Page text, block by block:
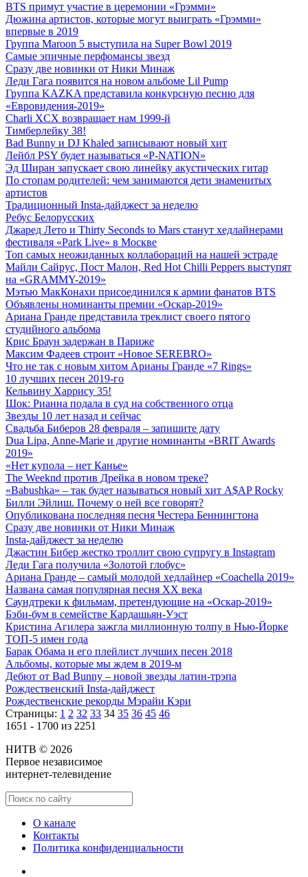
BTS примут участие в церемонии «Грэмми»
Дюжина артистов, которые могут выиграть «Грэмми»
впервые в 2019
Группа Maroon 5 выступила на Super Bowl 2019
Самые эпичные перфомансы звезд
Сразу две новинки от Ники Минаж
Леди Гага появится на новом альбоме Lil Pump
Группа KAZKA представила конкурсную песню для
«Евровидения-2019»
Charli XCX возвращает нам 1999-й
Тимберлейку 38!
Bad Bunny и DJ Khaled записывают новый хит
Лейбл PSY будет называться «P-NATION»
Эд Ширан запускает свою линейку акустических гитар
По стопам родителей: чем занимаются дети знаменитых
артистов
Традиционный Insta-дайджест за неделю
Ребус Белорусских
Джаред Лето и Thirty Seconds to Mars станут хедлайнерами
фестиваля «Park Live» в Москве
Топ самых неожиданных коллабораций на нашей эстраде
Майли Сайрус, Пост Малон, Red Hot Chilli Peppers выступят
на «GRAMMY-2019»
Мэтью МакКонахи присоединился к армии фанатов BTS
Объявлены номинанты премии «Оскар-2019»
Ариана Гранде представила треклист своего пятого
студийного альбома
Крис Браун задержан в Париже
Максим Фадеев строит «Новое SEREBRO»
Что не так с новым хитом Арианы Гранде «7 Rings»
10 лучших песен 2019-го
Кельвину Харрису 35!
Шок: Рианна подала в суд на собственного отца
Звезды 10 лет назад и сейчас
Свадьба Биберов 28 февраля – запишите дату
Dua Lipa, Anne-Marie и другие номинанты «BRIT Awards
2019»
«Нет купола – нет Канье»
The Weeknd против Дрейка в новом треке?
«Babushka» – так будет называться новый хит A$AP Rocky
Билли Эйлиш. Почему о ней все говорят?
Опубликована последняя песня Честера Беннингтона
Сразу две новинки от Ники Минаж
Insta-дайджест за неделю
Джастин Бибер жестко троллит свою супругу в Instagram
Леди Гага получила «Золотой глобус»
Ариана Гранде – самый молодой хедлайнер «Coachella 2019»
Названа самая популярная песня XX века
Саундтреки к фильмам, претендующие на «Оскар-2019»
Бэби-бум в семействе Кардашьян-Уэст
Кристина Агилера зажгла миллионную толпу в Нью-Йорке
ТОП-5 имен года
Барак Обама и его плейлист лучших песен 2018
Альбомы, которые мы ждем в 2019-м
Дебют от Bad Bunny – новой звезды латин-трэпа
Рождественский Insta-дайджест
Рождественские рекорды Мэрайи Кэри
Страницы: 1 2 32 33 34 35 36 45 46
1651 - 1700 из 2251
НИТВ © 2026
Первое независимое
интернет-телевидение
О канале
Контакты
Политика конфиденциальности